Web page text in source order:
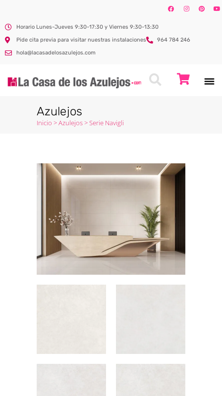
Horario Lunes-Jueves 9:30-17:30 y Viernes 9:30-13:30
Pide cita previa para visitar nuestras instalaciones
964 784 246
hola@lacasadelosazulejos.com
Azulejos
Inicio >Azulejos>Serie Navigli